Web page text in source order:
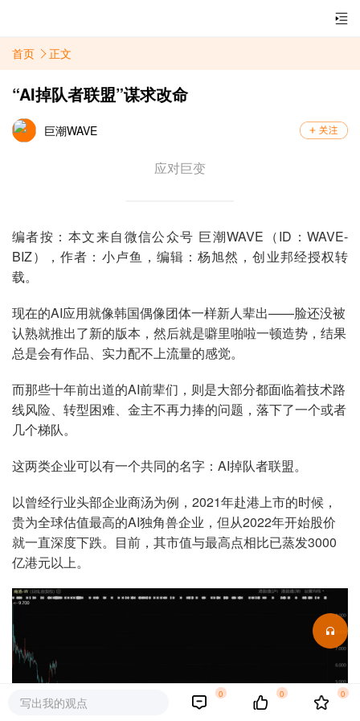
首页 正文
“AI掉队者联盟”谋求改命
巨潮WAVE
应对巨变
编者按：本文来自微信公众号 巨潮WAVE（ID：WAVE-
BIZ），作者：小卢鱼，编辑：杨旭然，创业邦经授权转
载。
现在的AI应用就像韩国偶像团体一样新人辈出——脸还没被
认熟就推出了新的版本，然后就是噼里啪啦一顿造势，结果
总是会有作品、实力配不上流量的感觉。
而那些十年前出道的AI前辈们，则是大部分都面临着技术路
线风险、转型困难、金主不再力捧的问题，落下了一个或者
几个梯队。
这两类企业可以有一个共同的名字：AI掉队者联盟。
以曾经行业头部企业商汤为例，2021年赴港上市的时候，
贵为全球估值最高的AI独角兽企业，但从2022年开始股价
就一直深度下跌。目前，其市值与最高点相比已蒸发3000
亿港元以上。
写出我的观点
0 0 0